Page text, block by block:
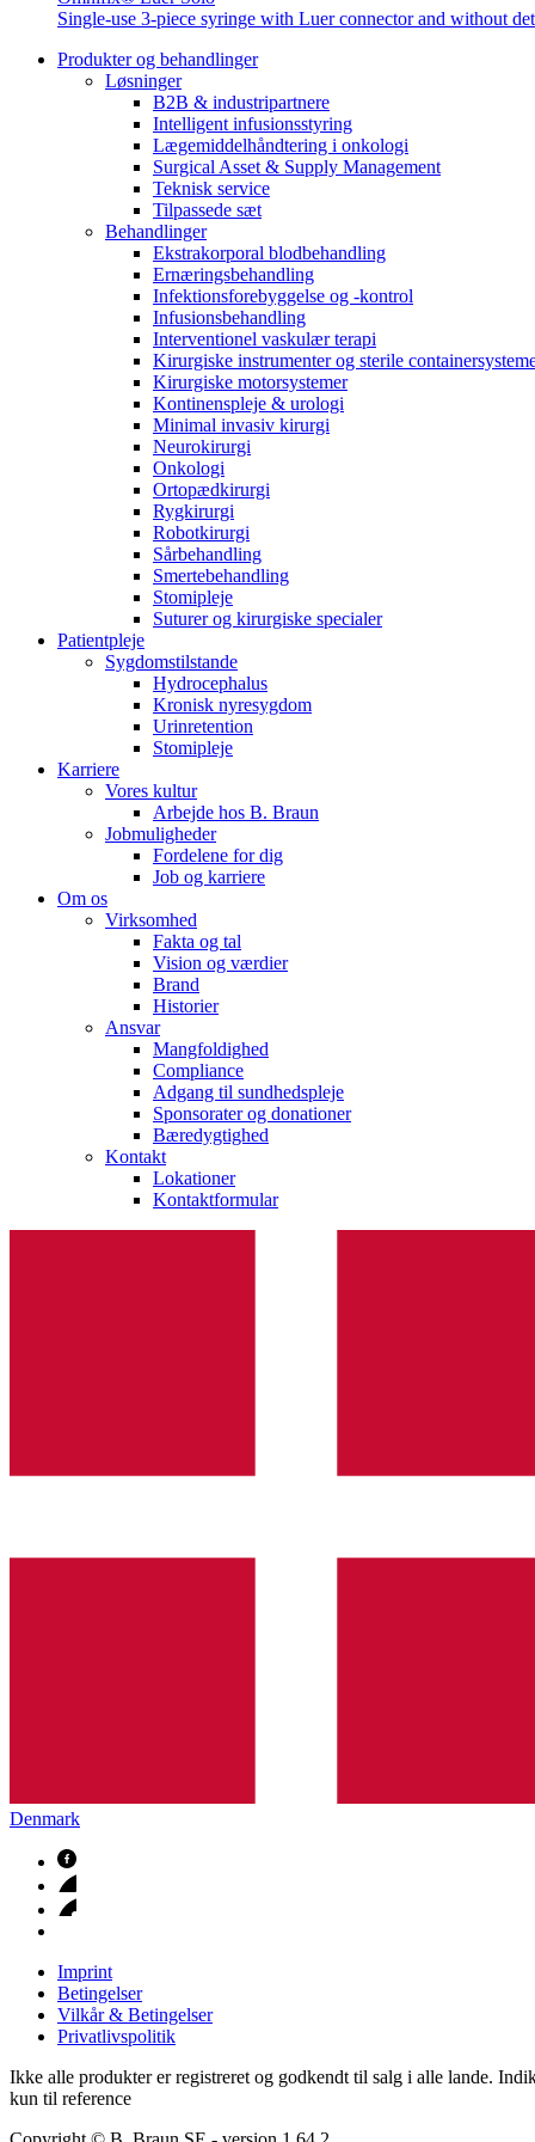
Produktoversigter
Find det produkt, du leder efter. Besøg B. Brauns
Kontakt
I dialog med B. Braun. Lad os tale sammen.
Single-use 3-piece syringe with Luer connector and without
Produkter og behandlinger
Løsninger
B2B & industripartnere
Intelligent infusionsstyring
Lægemiddelhåndtering i onkologi
Surgical Asset & Supply Management
Teknisk service
Tilpassede sæt
Behandlinger
Ekstrakorporal blodbehandling
Ernæringsbehandling
Infektionsforebyggelse og -kontrol
Infusionsbehandling
Interventionel vaskulær terapi
Kirurgiske instrumenter og sterile
Kirurgiske motorsystemer
Kontinenspleje & urologi
Minimal invasiv kirurgi
Neurokirurgi
Onkologi
Ortopædkirurgi
Rygkirurgi
Robotkirurgi
Sårbehandling
Smertebehandling
Stomipleje
Suturer og kirurgiske specialer
Patientpleje
Sygdomstilstande
Hydrocephalus
Kronisk nyresygdom
Urinretention
Stomipleje
Karriere
Vores kultur
Arbejde hos B. Braun
Jobmuligheder
Fordelene for dig
Job og karriere
Om os
Virksomhed
Fakta og tal
Vision og værdier
Brand
Historier
Ansvar
Mangfoldighed
Compliance
Adgang til sundhedspleje
Sponsorater og donationer
Bæredygtighed
Kontakt
Lokationer
Kontaktformular
Denmark
Imprint
Betingelser
Vilkår & Betingelser
Privatlivspolitik
Ikke alle produkter er registreret og godkendt til salg i alle lande.
kun til reference